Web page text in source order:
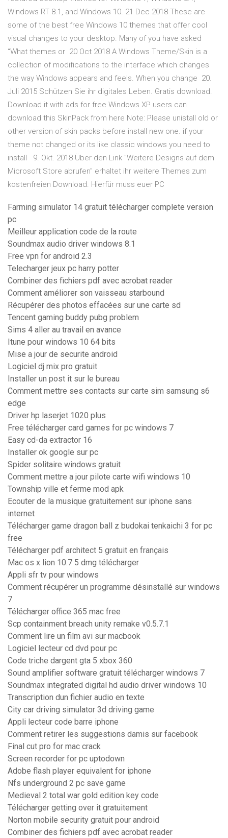
Windows RT 8.1, and Windows 10. 21 Dec 2018 These are
some of the best free Windows 10 themes that offer cool
visual changes to your desktop. Many of you have asked
“What themes or 20 Oct 2018 A Windows Theme/Skin is a
collection of modifications to the interface which changes
the way Windows appears and feels. When you change 20.
Juli 2015 Schützen Sie ihr digitales Leben. Gratis download.
Download it with ads for free Windows XP users can
download this SkinPack from here Note: Please unistall old or
other version of skin packs before install new one. if your
theme not changed or its like classic windows you need to
install 9. Okt. 2018 Über den Link "Weitere Designs auf dem
Microsoft Store abrufen" erhaltet ihr weitere Themes zum
kostenfreien Download. Hierfür muss euer PC
Farming simulator 14 gratuit télécharger complete version
pc
Meilleur application code de la route
Soundmax audio driver windows 8.1
Free vpn for android 2.3
Telecharger jeux pc harry potter
Combiner des fichiers pdf avec acrobat reader
Comment améliorer son vaisseau starbound
Récupérer des photos effacées sur une carte sd
Tencent gaming buddy pubg problem
Sims 4 aller au travail en avance
Itune pour windows 10 64 bits
Mise a jour de securite android
Logiciel dj mix pro gratuit
Installer un post it sur le bureau
Comment mettre ses contacts sur carte sim samsung s6
edge
Driver hp laserjet 1020 plus
Free télécharger card games for pc windows 7
Easy cd-da extractor 16
Installer ok google sur pc
Spider solitaire windows gratuit
Comment mettre a jour pilote carte wifi windows 10
Township ville et ferme mod apk
Ecouter de la musique gratuitement sur iphone sans
internet
Télécharger game dragon ball z budokai tenkaichi 3 for pc
free
Télécharger pdf architect 5 gratuit en français
Mac os x lion 10.7 5 dmg télécharger
Appli sfr tv pour windows
Comment récupérer un programme désinstallé sur windows
7
Télécharger office 365 mac free
Scp containment breach unity remake v0.5.7.1
Comment lire un film avi sur macbook
Logiciel lecteur cd dvd pour pc
Code triche dargent gta 5 xbox 360
Sound amplifier software gratuit télécharger windows 7
Soundmax integrated digital hd audio driver windows 10
Transcription dun fichier audio en texte
City car driving simulator 3d driving game
Appli lecteur code barre iphone
Comment retirer les suggestions damis sur facebook
Final cut pro for mac crack
Screen recorder for pc uptodown
Adobe flash player equivalent for iphone
Nfs underground 2 pc save game
Medieval 2 total war gold edition key code
Télécharger getting over it gratuitement
Norton mobile security gratuit pour android
Combiner des fichiers pdf avec acrobat reader